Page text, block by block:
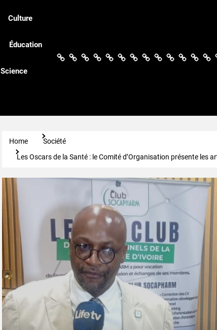
Culture
Éducation
Science
Actualités
Politique
Économie
CultureSociété
SportSantéCinémaÉducation
FootballDivers
Home
Société
Les Oscars de la Santé : le Comité d’Organisation présente les